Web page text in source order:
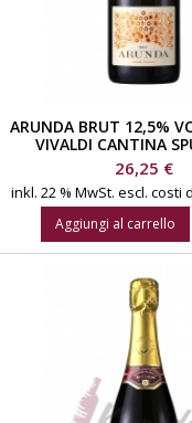
ARUNDA BRUT 12,5%
VIVALDI CANTINA
Prezzo
26,25 €
inkl. 22 % MwSt.escl. costi
Aggiungi al carrello